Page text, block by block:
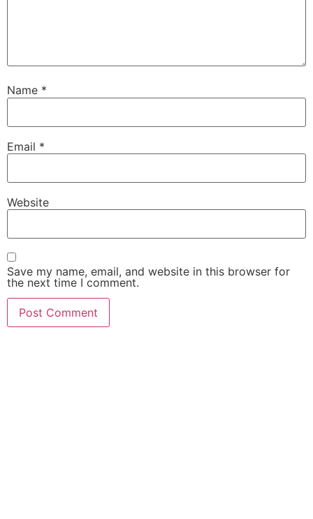
Name *
Email *
Website
Save my name, email, and website in this browser for
the next time I comment.